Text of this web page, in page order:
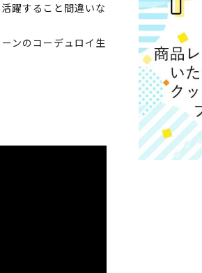
躍すること間違いな
ンのコーデュロイ生